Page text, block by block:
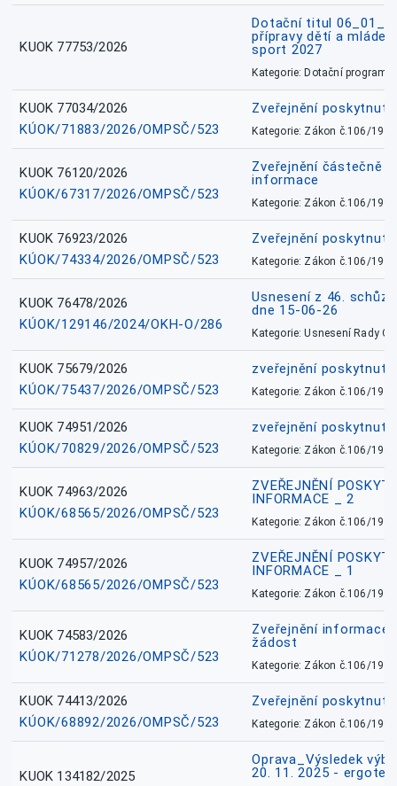
KUOK 77753/2026
Dotační titul
přípravy dětí a
sport 2027
Kategorie: Dotační
KUOK 77034/2026
KÚOK/71883/2026/OMPSČ/523
Zveřejnění
Kategorie: Zákon č.106/1999
KUOK 76120/2026
KÚOK/67317/2026/OMPSČ/523
Zveřejnění částečně
informace
Kategorie: Zákon č.106/1999
KUOK 76923/2026
KÚOK/74334/2026/OMPSČ/523
Zveřejnění
Kategorie: Zákon č.106/1999
KUOK 76478/2026
KÚOK/129146/2024/OKH-O/286
Usnesení z 46.
dne 15-06-26
Kategorie: Usnesení Rady
KUOK 75679/2026
KÚOK/75437/2026/OMPSČ/523
zveřejnění
Kategorie: Zákon č.106/1999
KUOK 74951/2026
KÚOK/70829/2026/OMPSČ/523
zveřejnění
Kategorie: Zákon č.106/1999
KUOK 74963/2026
KÚOK/68565/2026/OMPSČ/523
ZVEŘEJNĚNÍ
INFORMACE _ 2
Kategorie: Zákon č.106/1999
KUOK 74957/2026
KÚOK/68565/2026/OMPSČ/523
ZVEŘEJNĚNÍ
INFORMACE _ 1
Kategorie: Zákon č.106/1999
KUOK 74583/2026
KÚOK/71278/2026/OMPSČ/523
Zveřejnění informace
žádost
Kategorie: Zákon č.106/1999
KUOK 74413/2026
KÚOK/68892/2026/OMPSČ/523
Zveřejnění
Kategorie: Zákon č.106/1999
KUOK 134182/2025
Oprava_Výsledek
20. 11. 2025 -